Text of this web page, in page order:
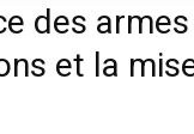
des
et la